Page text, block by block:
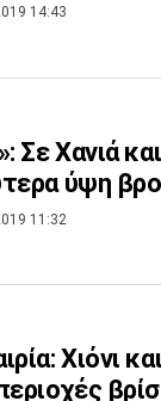
14:43
Σε Χανιά
ύψη
11:32
Χιόνι